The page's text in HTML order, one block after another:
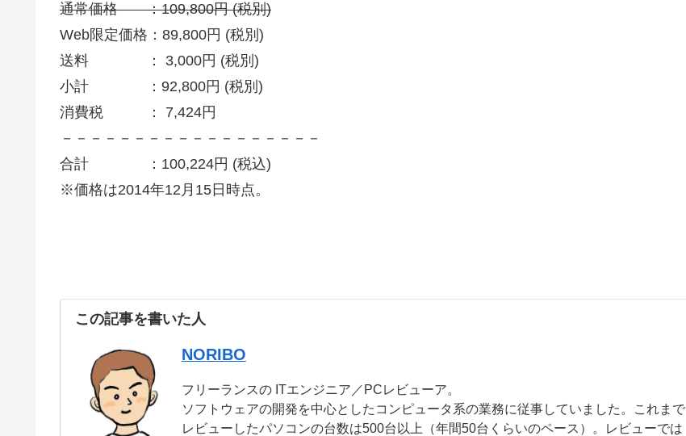
通常価格 ：109,800円 (税別)
Web限定価格：89,800円 (税別)
送料 ： 3,000円 (税別)
小計 ：92,800円 (税別)
消費税 ： 7,424円
－－－－－－－－－－－－－－－－－－
合計 ：100,224円 (税込)
※価格は2014年12月15日時点。
この記事を書いた人
NORIBO
フリーランスの ITエンジニア／PCレビューア。
ソフトウェアの開発を中心としたコンピュータ系の業務に従事していました。これまで
レビューしたパソコンの台数は500台以上（年間50台くらいのペース）。レビューでは